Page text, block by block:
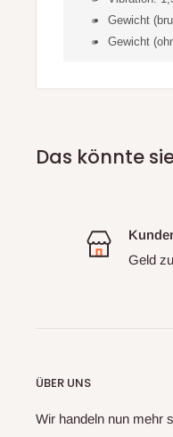
Gewicht
Gewicht
Das könnte
Geld
ÜBER UNS
Wir handeln nun mehr